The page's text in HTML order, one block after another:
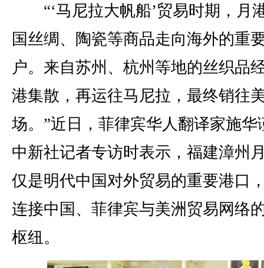
“‘马尼拉大帆船’贸易时期，月
国丝绸、陶瓷等商品走向海外的重
户。来自苏州、杭州等地的丝织品
港集散，再运往马尼拉，最终销往
场。”近日，菲律宾华人翻译家施华
中新社记者专访时表示，福建漳州
仅是明代中国对外贸易的重要港口
连接中国、菲律宾与美洲贸易网络
枢纽。